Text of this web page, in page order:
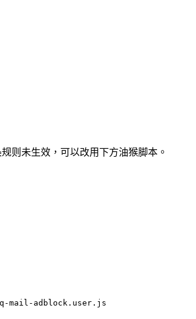
则未生效，可以改用下方油猴脚本。